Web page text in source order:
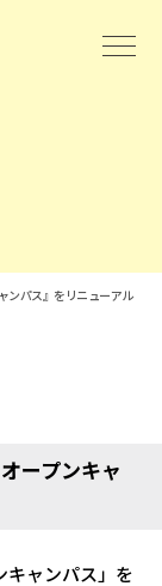
ンパス』をリニューアル
ープンキャ
キャンパス」を